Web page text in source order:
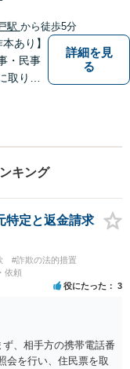
駅 から徒歩5分
あり】
・民事
取り組
ていた
詳細を見
る
キング
特定と返金請求
#詐欺の法的措置
依頼
役にたった 3
、相手方の携帯電話番
会を行い、住民票を取